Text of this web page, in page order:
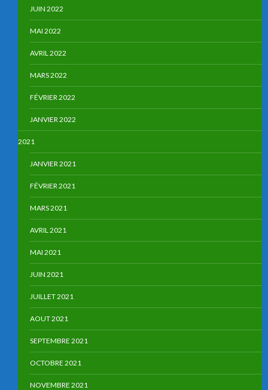
JUIN 2022
MAI 2022
AVRIL 2022
MARS 2022
FÉVRIER 2022
JANVIER 2022
2021
JANVIER 2021
FÉVRIER 2021
MARS 2021
AVRIL 2021
MAI 2021
JUIN 2021
JUILLET 2021
AOUT 2021
SEPTEMBRE 2021
OCTOBRE 2021
NOVEMBRE 2021